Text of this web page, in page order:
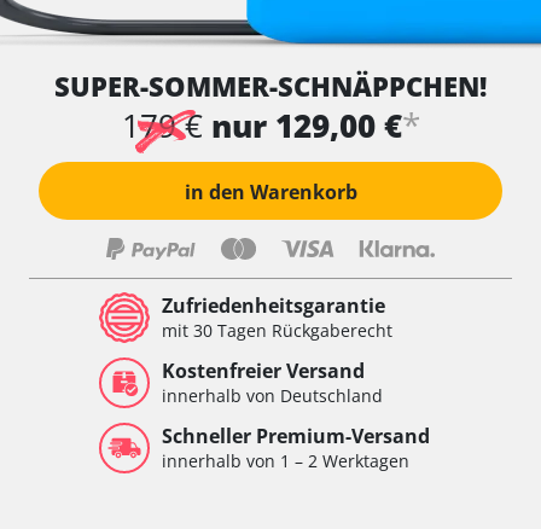
SUPER-SOMMER-SCHNÄPPCHEN!
179 € nur 129,00 €*
in den Warenkorb
Zufriedenheitsgarantie
mit 30 Tagen Rückgaberecht
Kostenfreier Versand
innerhalb von Deutschland
Schneller Premium-Versand
innerhalb von 1 – 2 Werktagen